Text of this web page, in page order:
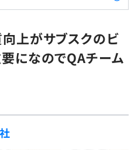
上がサブスクのビ
になのでQAチーム